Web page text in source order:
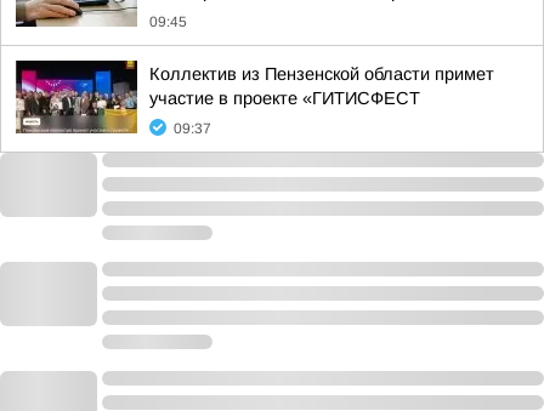
09:45
Коллектив из Пензенской области примет
участие в проекте «ГИТИСФЕСТ
09:37